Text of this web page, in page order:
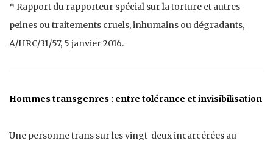
* Rapport du rapporteur spécial sur la torture et autres
peines ou traitements cruels, inhumains ou dégradants,
A/HRC/31/57, 5 janvier 2016.
Hommes transgenres : entre tolérance et invisibilisation
Une personne trans sur les vingt-deux incarcérées au